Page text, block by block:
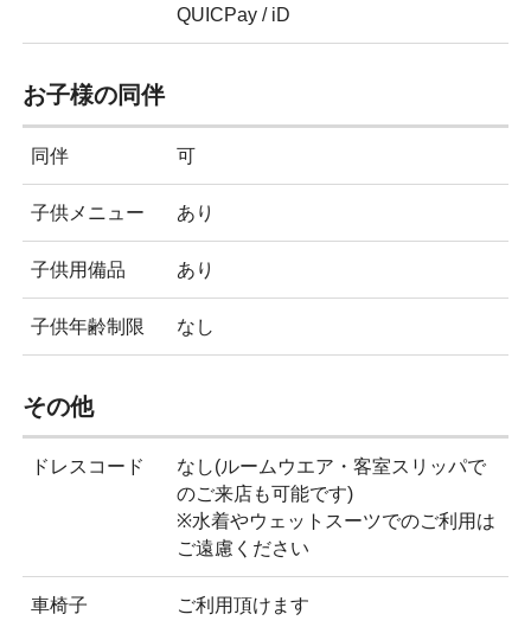
QUICPay / iD
お子様の同伴
同伴 可
子供メニュー あり
子供用備品 あり
子供年齢制限 なし
その他
ドレスコード
なし(ルームウエア・客室スリッパで
のご来店も可能です)
※水着やウェットスーツでのご利用は
ご遠慮ください
車椅子 ご利用頂けます